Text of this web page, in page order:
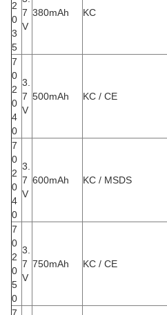
2
0
3
5
7
V
380mAh KC
7
0
2
0
4
0
3.
7
V
500mAh KC / CE
7
0
2
0
4
0
3.
7
V
600mAh KC / MSDS
7
0
2
0
5
0
3.
7
V
750mAh KC / CE